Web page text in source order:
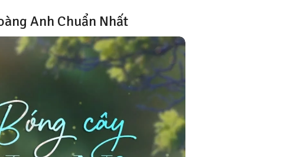
Anh Chuẩn Nhất